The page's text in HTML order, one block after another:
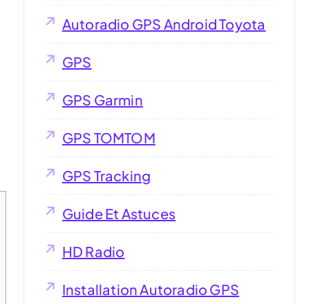
Autoradio GPS Android Toyota
GPS
GPS Garmin
GPS TOMTOM
GPS Tracking
Guide Et Astuces
HD Radio
Installation Autoradio GPS